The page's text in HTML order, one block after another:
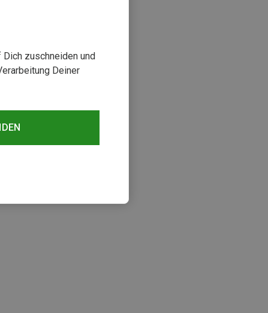
zuschneiden und
Deiner